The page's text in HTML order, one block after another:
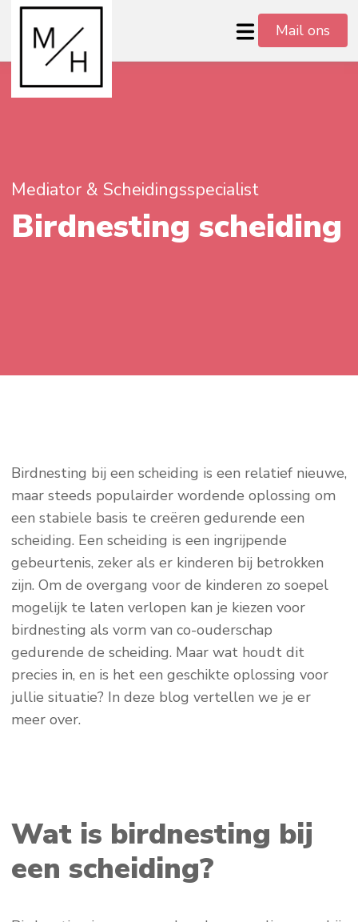
Mail ons
Mediator & Scheidingsspecialist
Birdnesting scheiding
Birdnesting bij een scheiding is een relatief nieuwe,
maar steeds populairder wordende oplossing om
een stabiele basis te creëren gedurende een
scheiding. Een scheiding is een ingrijpende
gebeurtenis, zeker als er kinderen bij betrokken
zijn. Om de overgang voor de kinderen zo soepel
mogelijk te laten verlopen kan je kiezen voor
birdnesting als vorm van co-ouderschap
gedurende de scheiding. Maar wat houdt dit
precies in, en is het een geschikte oplossing voor
jullie situatie? In deze blog vertellen we je er
meer over.
Wat is birdnesting bij
een scheiding?